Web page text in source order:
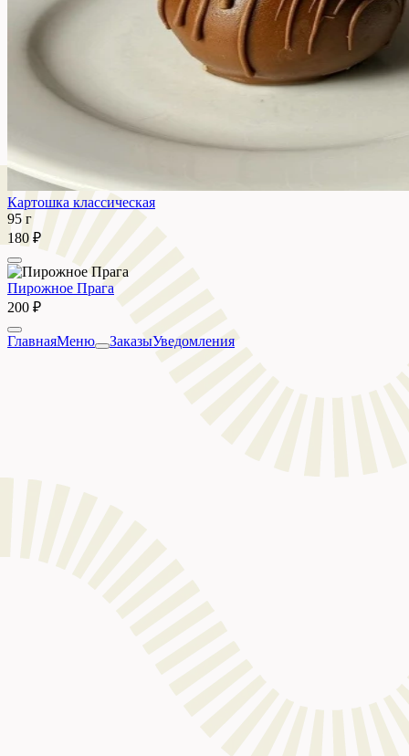
Картошка классическая
95 г
180 ₽
Пирожное Прага
200 ₽
ГлавнаяМеню ЗаказыУведомления